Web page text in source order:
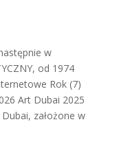
w
od 1974
Rok (7)
Art Dubai 2025
założone w